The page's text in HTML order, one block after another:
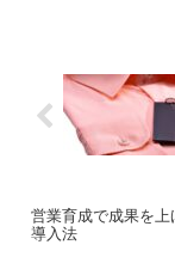
営業育成で成果を
導入法